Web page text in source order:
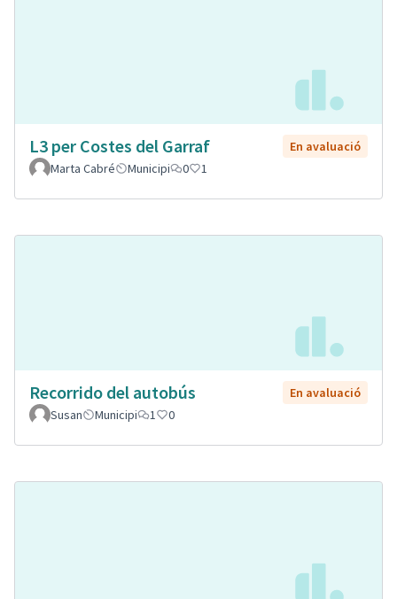
L3 per Costes del Garraf
En avaluació
Marta Cabré
Municipi 0 1
Recorrido del autobús
En avaluació
Susan
Municipi 1 0